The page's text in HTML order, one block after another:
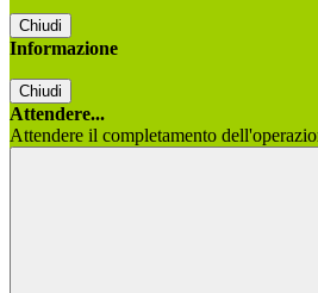
Chiudi
Informazione
Chiudi
Attendere...
Attendere il completamento